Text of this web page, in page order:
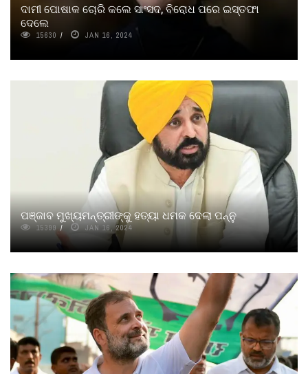
ଦାମୀ ପୋଷାକ ଚୋରି କଲେ ସାଂସଦ, ବିରୋଧ ପରେ ଇସ୍ତଫା
ଦେଲେ
15630 JAN 16, 2024
ପଞ୍ଜାବ ମୁଖ୍ୟମନ୍ତ୍ରୀଙ୍କୁ ହତ୍ୟା ଧମକ ଦେଲା ପନ୍ନୁ
15399 JAN 16, 2024